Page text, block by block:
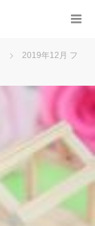
2019年12月 フ